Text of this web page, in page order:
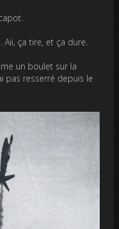
tire, et ça dure.
un boulet sur la
pas resserré depuis le